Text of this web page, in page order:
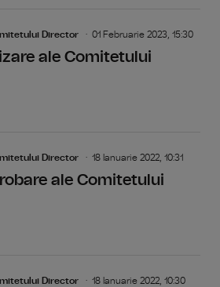
Director 01 Februarie 2023, 15:30
ale Comitetului
Director 18 Ianuarie 2022, 10:31
ale Comitetului
Director 18 Ianuarie 2022, 10:30